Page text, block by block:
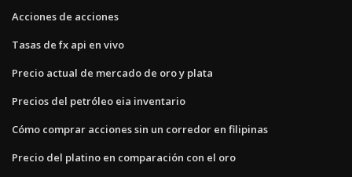
Acciones de acciones
Tasas de fx api en vivo
Precio actual de mercado de oro y plata
Precios del petróleo eia inventario
Cómo comprar acciones sin un corredor en filipinas
Precio del platino en comparación con el oro